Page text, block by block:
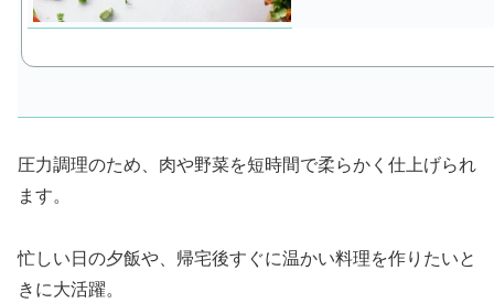
圧力調理のため、肉や野菜を短時間で柔らかく仕上げられ
ます。
忙しい日の夕飯や、帰宅後すぐに温かい料理を作りたいと
きに大活躍。